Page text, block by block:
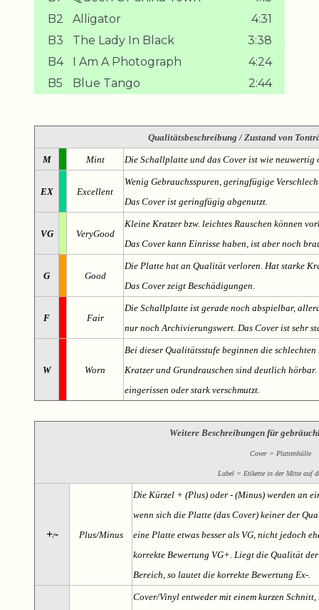
B2
Alligator
4:31
B3
The Lady In Black
3:38
B4
I Am A Photograph
4:24
B5
Blue Tango 2:44
Qualitätsbeschreibung / Zustand von
M Mint Die Schallplatte und das Cover ist wie
EX Excellent
Wenig Gebrauchsspuren, geringfügige
Das Cover ist geringfügig abgenutzt.
VG VeryGood
Kleine Kratzer bzw. leichtes Rauschen können
Das Cover kann Einrisse haben, ist aber noch
G Good
Die Platte hat an Qualität verloren. Hat starke
Das Cover zeigt Beschädigungen.
F Fair
Die Schallplatte ist gerade noch abspielbar,
nur noch Archivierungswert. Das Cover ist sehr
W Worn
Bei dieser Qualitätsstufe beginnen die
Kratzer und Grundrauschen sind deutlich
eingerissen oder stark verschmutzt.
Weitere Beschreibungen für
Cover = Plattenhülle
Label = Etikette in der Mitte auf
+/- Plus/Minus
Die Kürzel + (Plus) oder - (Minus) werden an
wenn sich die Platte (das Cover) keiner der
eine Platte etwas besser als VG, nicht jedoch
korrekte Bewertung VG+. Liegt die Qualität
Bereich, so lautet die korrekte Bewertung Ex-.
Cover/Vinyl entweder mit einem kurzen